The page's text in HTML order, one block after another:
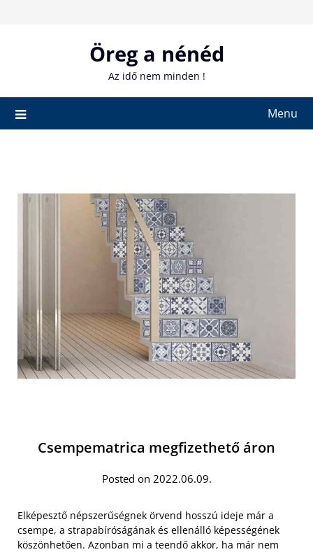
Öreg a nénéd
Az idő nem minden !
Menu
Csempematrica megfizethető áron
Posted on 2022.06.09.
Elképesztő népszerűségnek örvend hosszú ideje már a
csempe, a strapabíróságának és ellenálló képességének
köszönhetően. Azonban mi a teendő akkor, ha már nem